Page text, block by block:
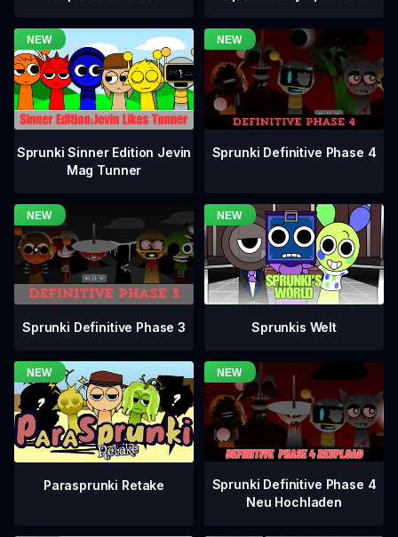
Sprunki Sinner Edition Jevin
Mag Tunner
Sprunki Definitive Phase 4
Sprunki Definitive Phase 3 Sprunkis Welt
Parasprunki Retake
Sprunki Definitive Phase 4
Neu Hochladen